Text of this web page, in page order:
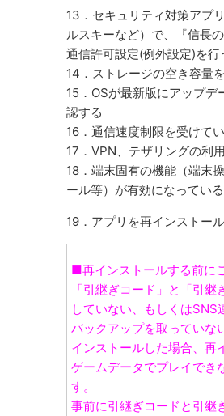
13．セキュリティ対策アプ
ルスキーなど）で、『信長
通信許可設定(例外設定)を行
14．ストレージの空き容量
15．OSが最新版にアップデ
認する
16．通信速度制限を受けて
17．VPN、テザリングの利
18．端末固有の機能（端末
ール等）が有効になってい
19．アプリを再インストー
■再インストールする前に
「引継ぎコード」と「引
していない、もしくはSNS
バックアップを取っていな
インストールした場合、再
ゲームデータでプレイでき
す。
事前に引継ぎコードと引継